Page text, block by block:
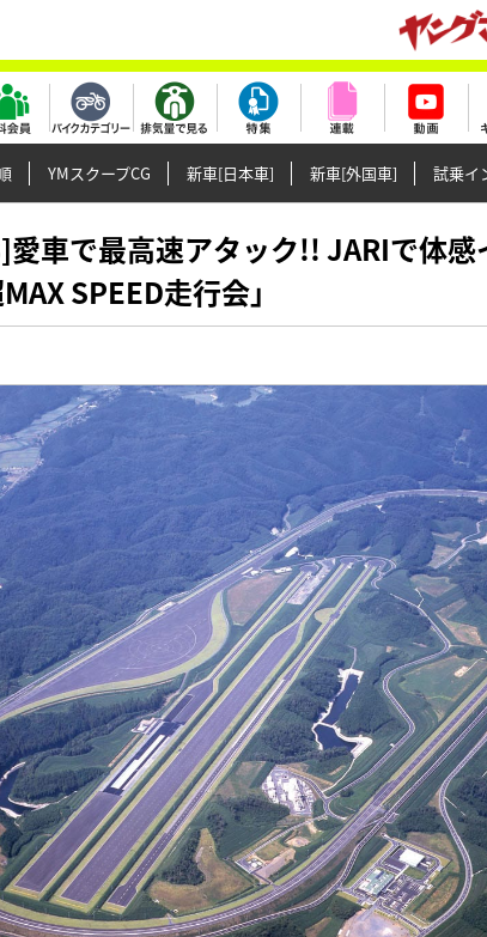
YMスクープCG 新車[日本車] 新車[外国車] 試乗イ
車で最高速アタック!! JARIで体感
SPEED走行会」